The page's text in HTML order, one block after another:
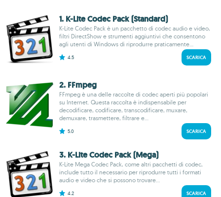
1. K-Lite Codec Pack (Standard)
K-Lite Codec Pack è un pacchetto di codec audio e video,
filtri DirectShow e strumenti aggiuntivi che consentono
agli utenti di Windows di riprodurre praticamente...
4.5 SCARICA
2. FFmpeg
FFmpeg è una delle raccolte di codec aperti più popolari
su Internet. Questa raccolta è indispensabile per
decodificare, codificare, transcodificare, muxare,
demuxare, trasmettere, filtrare e...
5.0 SCARICA
3. K-Lite Codec Pack (Mega)
K-Lite Mega Codec Pack, come altri pacchetti di codec,
include tutto il necessario per riprodurre tutti i formati
audio e video che si possono trovare...
4.2 SCARICA